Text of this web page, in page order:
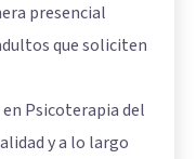
presencial
que soliciten
Psicoterapia del
y a lo largo